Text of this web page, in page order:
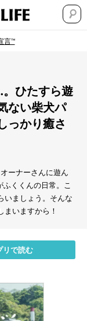
言™
ひたすら遊
ない柴犬パ
っかり癒さ
ーナーさんに遊ん
くくんの日常。こ
いましょう。そんな
いますから！
リで読む